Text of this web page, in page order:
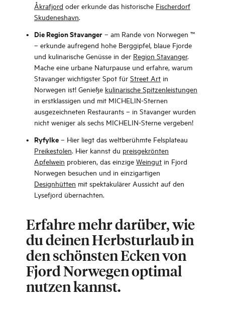
Åkrafjord oder erkunde das historische Fischerdorf
Skudeneshavn.
Die Region Stavanger – am Rande von Norwegen ™
– erkunde aufregend hohe Berggipfel, blaue Fjorde
und kulinarische Genüsse in der Region Stavanger.
Mache eine urbane Naturpause und erfahre, warum
Stavanger wichtigster Spot für Street Art in
Norwegen ist! Genieße kulinarische Spitzenleistungen
in erstklassigen und mit MICHELIN-Sternen
ausgezeichneten Restaurants – in Stavanger wurden
nicht weniger als sechs MICHELIN-Sterne vergeben!
Ryfylke – Hier liegt das weltberühmte Felsplateau
Preikestolen. Hier kannst du preisgekrönten
Apfelwein probieren, das einzige Weingut in Fjord
Norwegen besuchen und in einzigartigen
Designhütten mit spektakulärer Aussicht auf den
Lysefjord übernachten.
Erfahre mehr darüber, wie
du deinen Herbsturlaub in
den schönsten Ecken von
Fjord Norwegen optimal
nutzen kannst.